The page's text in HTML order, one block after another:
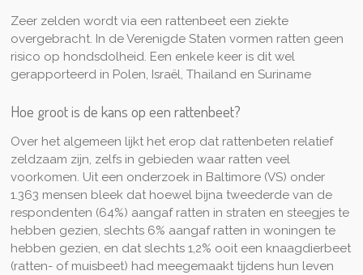
Zeer zelden wordt via een rattenbeet een ziekte
overgebracht. In de Verenigde Staten vormen ratten geen
risico op hondsdolheid. Een enkele keer is dit wel
gerapporteerd in Polen, Israël, Thailand en Suriname
Hoe groot is de kans op een rattenbeet?
Over het algemeen lijkt het erop dat rattenbeten relatief
zeldzaam zijn, zelfs in gebieden waar ratten veel
voorkomen. Uit een onderzoek in Baltimore (VS) onder
1.363 mensen bleek dat hoewel bijna tweederde van de
respondenten (64%) aangaf ratten in straten en steegjes te
hebben gezien, slechts 6% aangaf ratten in woningen te
hebben gezien, en dat slechts 1,2% ooit een knaagdierbeet
(ratten- of muisbeet) had meegemaakt tijdens hun leven